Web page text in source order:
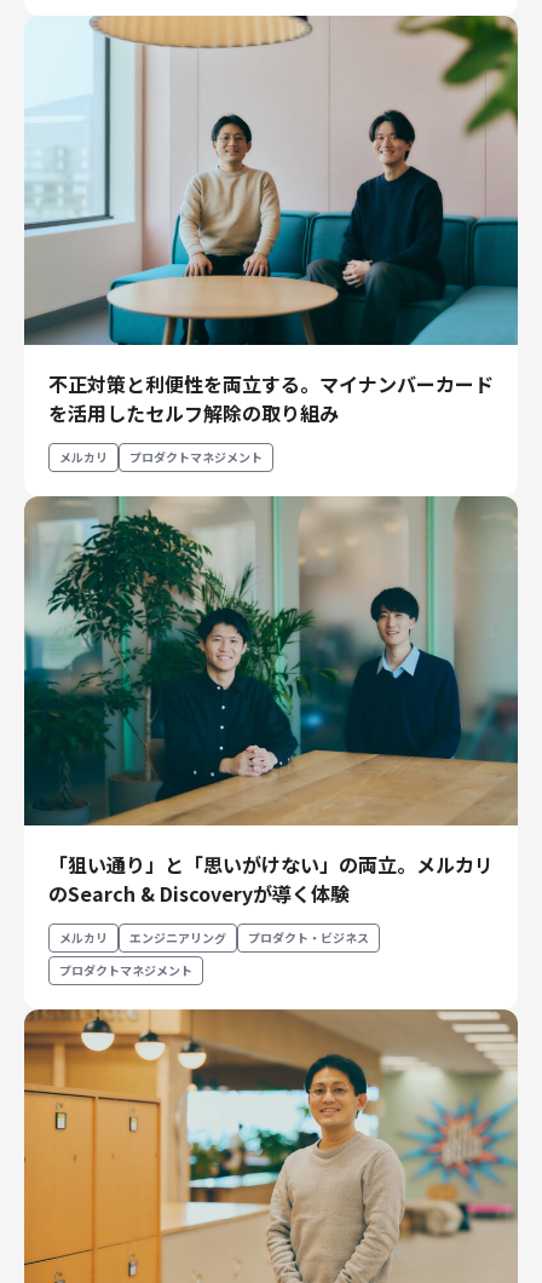
不正対策と利便性を両立する。マイナンバーカード
を活用したセルフ解除の取り組み
メルカリ プロダクトマネジメント
「狙い通り」と「思いがけない」の両立。メルカリ
のSearch & Discoveryが導く体験
メルカリ エンジニアリング
プロダクト・ビジネス
プロダクトマネジメント